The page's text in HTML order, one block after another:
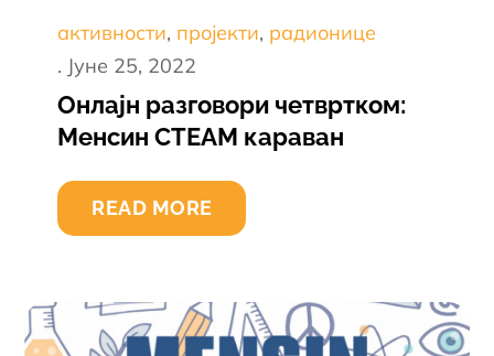
активности пројекти радионице
Постед
он
Јуне 25, 2022
Онлајн разговори четвртком:
Менсин СТЕАМ караван
READ MORE